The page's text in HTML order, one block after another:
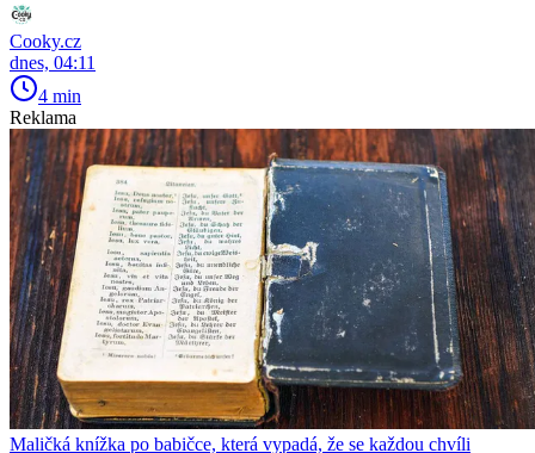
Cooky.cz
dnes, 04:11
4 min
Reklama
Maličká knížka po babičce, která vypadá, že se každou chvíli